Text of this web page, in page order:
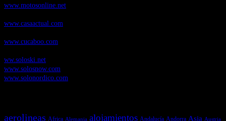
www.motosonline.net
www.casaactual.com
www.cucaboo.com
ww.soloski.net
www.solosnow.com
www.solonordico.com
aerolineas Africa Alemania alojamientos Andalucía Andorra Asia Austria